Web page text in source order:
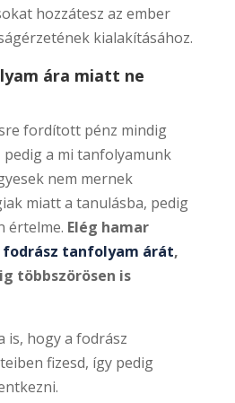
hozzátesz az ember
kialakításához.
ára miatt ne
fordított pénz mindig
a mi tanfolyamunk
nem mernek
miatt a tanulásba, pedig
értelme. Elég hamar
fodrász tanfolyam árát,
többszörösen is
is, hogy a fodrász
fizesd, így pedig